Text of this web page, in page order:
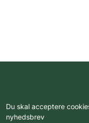
Du skal acceptere
nyhedsbrev